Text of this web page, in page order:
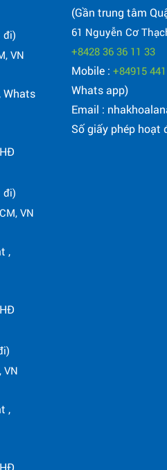
đi)
VN
Whats
đi)
VN
,
VN
,
(Gần trung tâm
61 Nguyễn Cơ
+8428 36 36 11 33
Mobile : +84915
Whats app)
Email :
Số giấy phép hoạt